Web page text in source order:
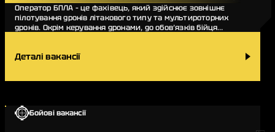
Оператор БПЛА – це фахівець, який здійснює зовнішнє
пілотування дронів літакового типу та мультироторних
дронів. Окрім керування дронами, до обов’язків бійця
Деталі вакансії
Бойові вакансії